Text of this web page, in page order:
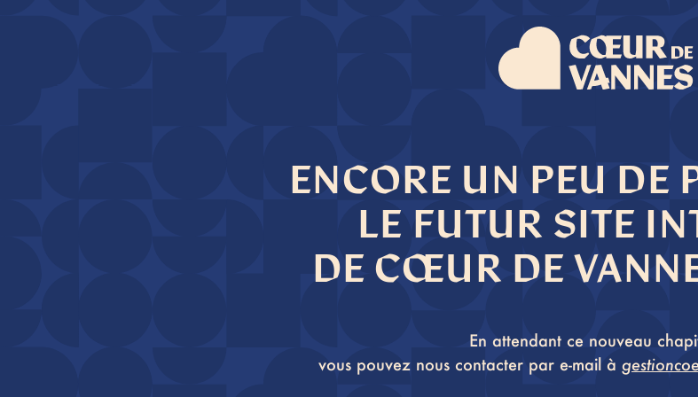
ENCORE UN PEU DE
LE FUTUR SITE
DE CŒUR DE
En attendant ce nouveau
vous pouvez nous contacter par e-mail à